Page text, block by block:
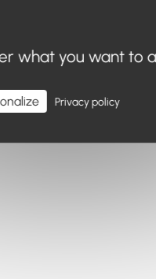
utiliser le menu pour
what you want to
Privacy policy